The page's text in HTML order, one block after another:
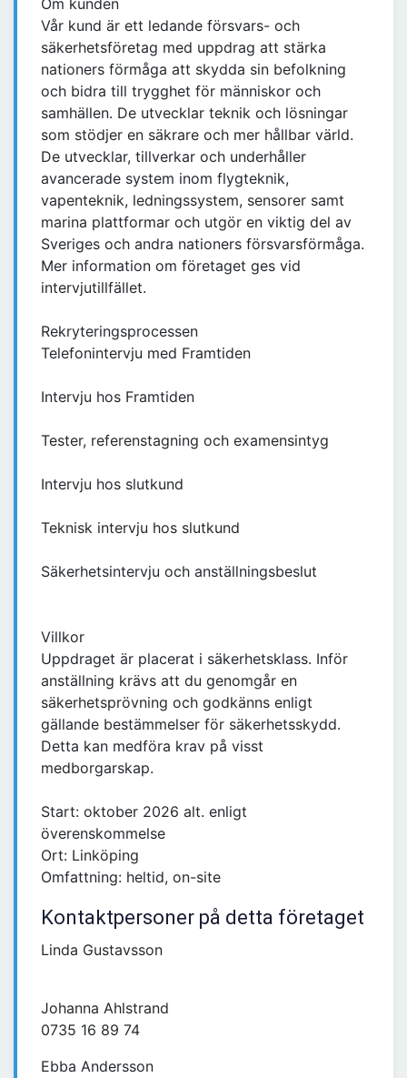
Om kunden
Vår kund är ett ledande försvars- och
säkerhetsföretag med uppdrag att stärka
nationers förmåga att skydda sin befolkning
och bidra till trygghet för människor och
samhällen. De utvecklar teknik och lösningar
som stödjer en säkrare och mer hållbar värld.
De utvecklar, tillverkar och underhåller
avancerade system inom flygteknik,
vapenteknik, ledningssystem, sensorer samt
marina plattformar och utgör en viktig del av
Sveriges och andra nationers försvarsförmåga.
Mer information om företaget ges vid
intervjutillfället.
Rekryteringsprocessen
Telefonintervju med Framtiden
Intervju hos Framtiden
Tester, referenstagning och examensintyg
Intervju hos slutkund
Teknisk intervju hos slutkund
Säkerhetsintervju och anställningsbeslut
Villkor
Uppdraget är placerat i säkerhetsklass. Inför
anställning krävs att du genomgår en
säkerhetsprövning och godkänns enligt
gällande bestämmelser för säkerhetsskydd.
Detta kan medföra krav på visst
medborgarskap.
Start: oktober 2026 alt. enligt
överenskommelse
Ort: Linköping
Omfattning: heltid, on-site
Kontaktpersoner på detta företaget
Linda Gustavsson
Johanna Ahlstrand
0735 16 89 74
Ebba Andersson